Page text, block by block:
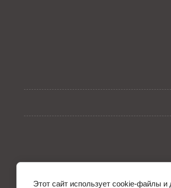
Этот сайт использует cookie-файлы